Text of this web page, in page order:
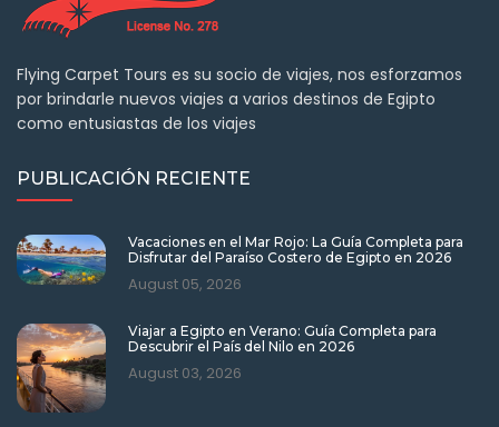
Flying Carpet Tours es su socio de viajes, nos esforzamos
por brindarle nuevos viajes a varios destinos de Egipto
como entusiastas de los viajes
PUBLICACIÓN RECIENTE
Vacaciones en el Mar Rojo: La Guía Completa para
Disfrutar del Paraíso Costero de Egipto en 2026
August 05, 2026
Viajar a Egipto en Verano: Guía Completa para
Descubrir el País del Nilo en 2026
August 03, 2026